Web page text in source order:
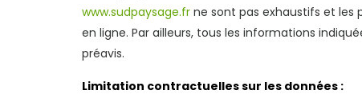
www.sudpaysage.fr ne sont pas exhaustifs et les
en ligne. Par ailleurs, tous les informations
préavis.
Limitation contractuelles sur les données :